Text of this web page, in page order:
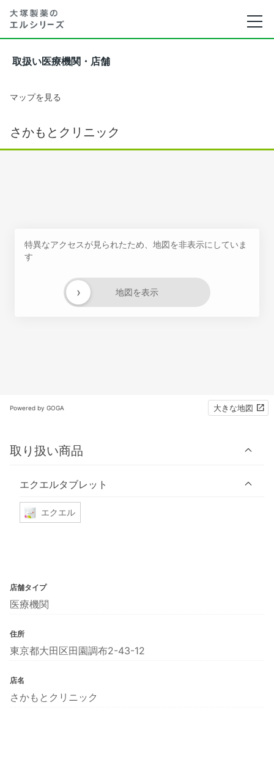
取扱い医療機関・店舗
マップを見る
さかもとクリニック
特異なアクセスが見られたため、地図を非表示にしていま
す
地図を表示
›
Powered by GOGA 大きな地図
取り扱い商品
エクエルタブレット
エクエル
店舗タイプ
医療機関
住所
東京都大田区田園調布2-43-12
店名
さかもとクリニック